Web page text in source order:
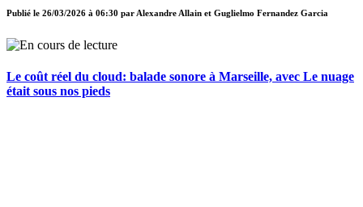
Publié le 26/03/2026 à 06:30 parAlexandre Allain et Guglielmo Fernandez Garcia
Le coût réel du cloud: balade sonore à Marseille, avec Le nuage
était sous nos pieds